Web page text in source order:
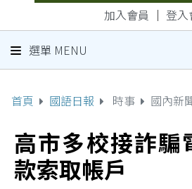
加入會員 ｜ 登入
選單 MENU
首頁 國語日報 時事 國內新
高市多校接詐
款索取帳戶